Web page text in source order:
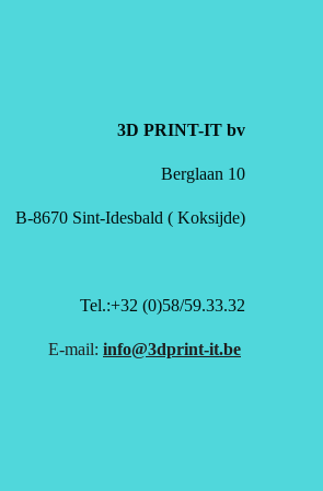
3D PRINT-IT bv
Berglaan 10
B-8670 Sint-Idesbald ( Koksijde)
Tel.:+32 (0)58/59.33.32
E-mail: info@3dprint-it.be